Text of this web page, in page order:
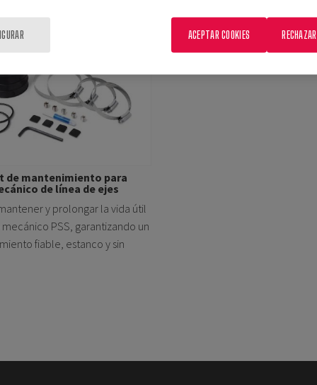
de mantenimiento para
de línea de ejes
y prolongar la vida útil
PSS, garantizando un
fiable, estanco y sin
ACEPTAR COOKIES